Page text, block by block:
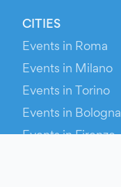
CITIES
Events in Roma
Events in Milano
Events in Torino
Events in Bologna
Events in Firenze